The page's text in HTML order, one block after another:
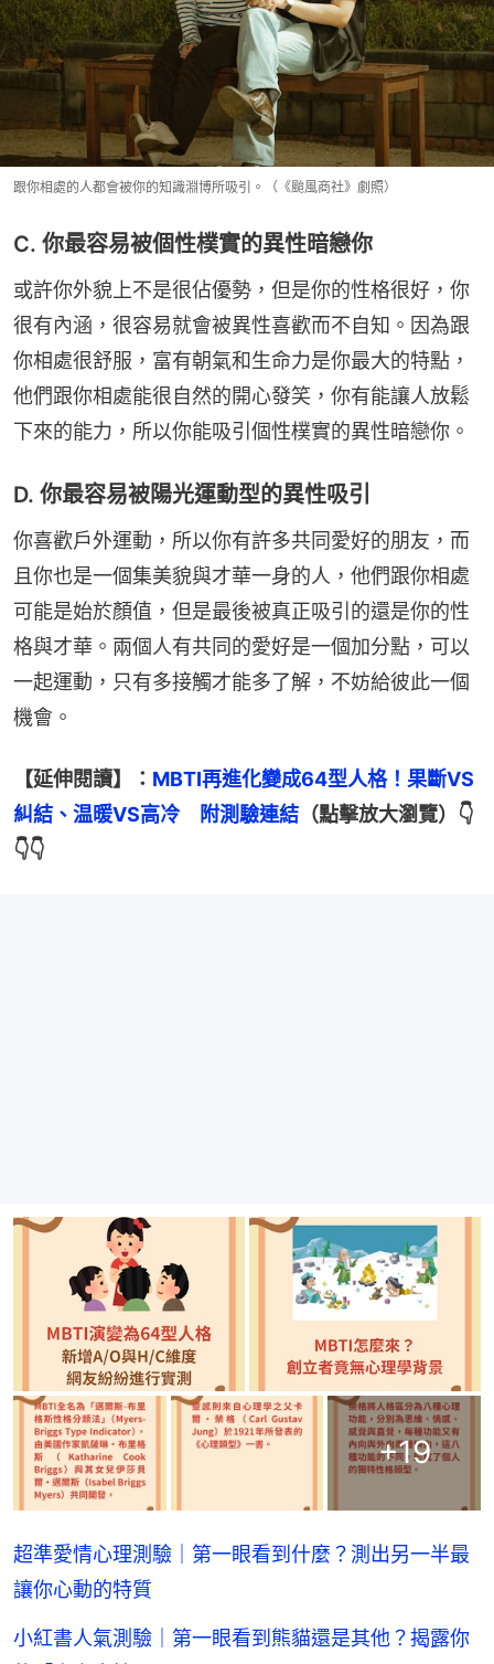
跟你相處的人都會被你的知識淵博所吸引。（《颱風商社》劇照）
C. 你最容易被個性樸實的異性暗戀你
或許你外貌上不是很佔優勢，但是你的性格很好，你
很有內涵，很容易就會被異性喜歡而不自知。因為跟
你相處很舒服，富有朝氣和生命力是你最大的特點，
他們跟你相處能很自然的開心發笑，你有能讓人放鬆
下來的能力，所以你能吸引個性樸實的異性暗戀你。
D. 你最容易被陽光運動型的異性吸引
你喜歡戶外運動，所以你有許多共同愛好的朋友，而
且你也是一個集美貌與才華一身的人，他們跟你相處
可能是始於顏值，但是最後被真正吸引的還是你的性
格與才華。兩個人有共同的愛好是一個加分點，可以
一起運動，只有多接觸才能多了解，不妨給彼此一個
機會。
【延伸閱讀】： MBTI再進化變成64型人格！果斷VS
糾結、温暖VS高冷　附測驗連結 （點擊放大瀏覽）👇
👇👇
+19
超準愛情心理測驗｜第一眼看到什麼？測出另一半最
讓你心動的特質
小紅書人氣測驗｜第一眼看到熊貓還是其他？揭露你